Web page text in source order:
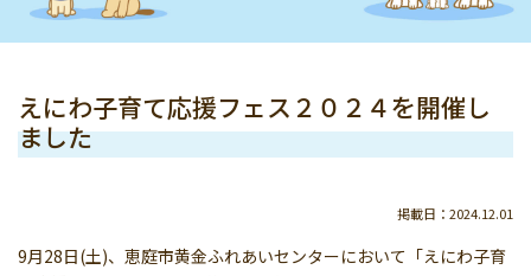
えにわ子育て応援フェス２０２４を開催し
ました
掲載日：2024.12.01
9月28日(土)、恵庭市黄金ふれあいセンターにおいて「えにわ子育